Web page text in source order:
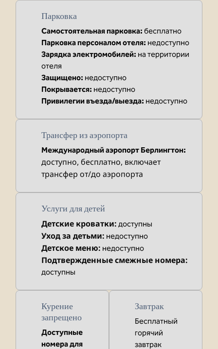
Парковка
Самостоятельная парковка: бесплатно
Парковка персоналом отеля: недоступно
Зарядка электромобилей: на территории
отеля
Защищено: недоступно
Покрывается: недоступно
Привилегии въезда/выезда: недоступно
Трансфер из аэропорта
Международный аэропорт Берлингтон:
доступно, бесплатно, включает
трансфер от/до аэропорта
Услуги для детей
Детские кроватки: доступны
Уход за детьми: недоступно
Детское меню: недоступно
Подтвержденные смежные номера:
доступны
Курение
запрещено
Доступные
номера для
Завтрак
Бесплатный
горячий
завтрак